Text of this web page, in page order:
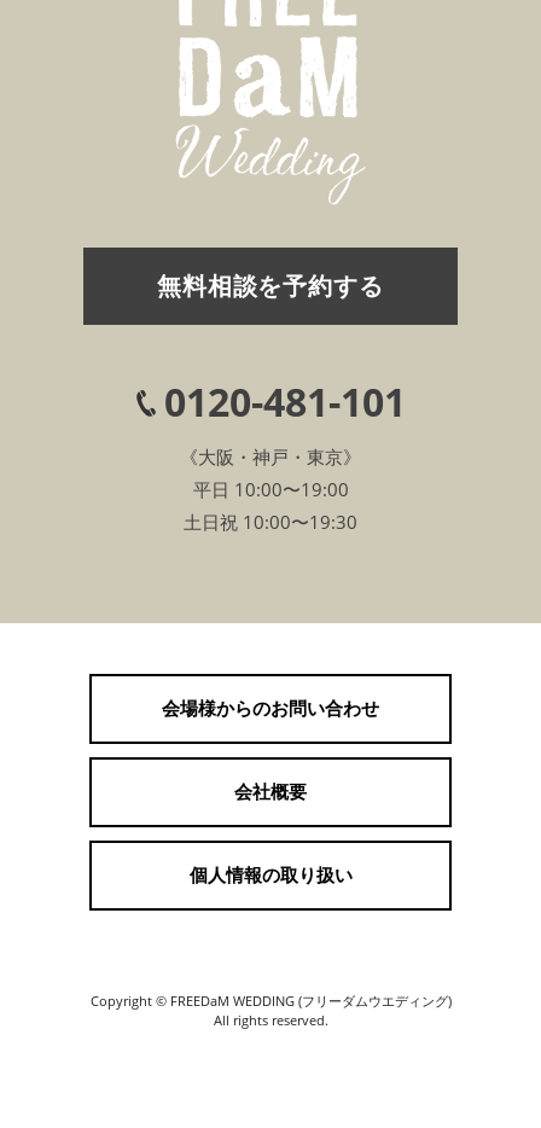
無料相談を予約する
0120-481-101
《大阪・神戸・東京》
平日 10:00〜19:00
土日祝 10:00〜19:30
会場様からのお問い合わせ
会社概要
個人情報の取り扱い
Copyright © FREEDaM WEDDING (フリーダムウエディング)
All rights reserved.